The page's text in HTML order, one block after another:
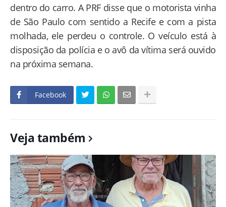
dentro do carro. A PRF disse que o motorista vinha
de São Paulo com sentido a Recife e com a pista
molhada, ele perdeu o controle. O veículo está à
disposição da polícia e o avô da vítima será ouvido
na próxima semana.
Facebook
Veja também